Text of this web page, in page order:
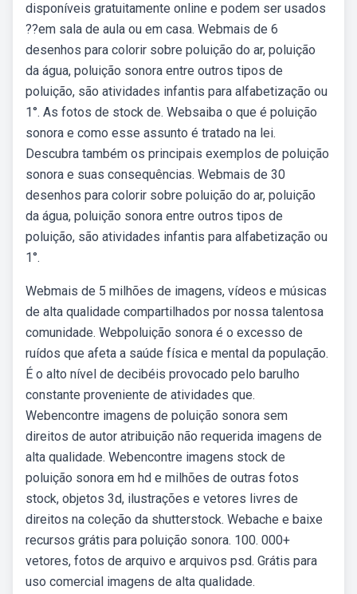
disponíveis gratuitamente online e podem ser usados
??em sala de aula ou em casa. Webmais de 6
desenhos para colorir sobre poluição do ar, poluição
da água, poluição sonora entre outros tipos de
poluição, são atividades infantis para alfabetização ou
1°. As fotos de stock de. Websaiba o que é poluição
sonora e como esse assunto é tratado na lei.
Descubra também os principais exemplos de poluição
sonora e suas consequências. Webmais de 30
desenhos para colorir sobre poluição do ar, poluição
da água, poluição sonora entre outros tipos de
poluição, são atividades infantis para alfabetização ou
1°.
Webmais de 5 milhões de imagens, vídeos e músicas
de alta qualidade compartilhados por nossa talentosa
comunidade. Webpoluição sonora é o excesso de
ruídos que afeta a saúde física e mental da população.
É o alto nível de decibéis provocado pelo barulho
constante proveniente de atividades que.
Webencontre imagens de poluição sonora sem
direitos de autor atribuição não requerida imagens de
alta qualidade. Webencontre imagens stock de
poluição sonora em hd e milhões de outras fotos
stock, objetos 3d, ilustrações e vetores livres de
direitos na coleção da shutterstock. Webache e baixe
recursos grátis para poluição sonora. 100. 000+
vetores, fotos de arquivo e arquivos psd. Grátis para
uso comercial imagens de alta qualidade.